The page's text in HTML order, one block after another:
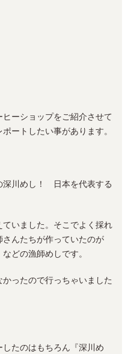
ーショップをご紹介させて
ートしたい事があります。
深川めし！ 日本を代表する
いました。そこでよく採れ
んたちが作っていたのが
どの漁師めしです。
ったので行っちゃいました
たのはもちろん『深川め